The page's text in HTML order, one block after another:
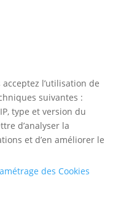
l’utilisation de
suivantes :
type et version du
d’analyser la
et d’en améliorer le
des Cookies